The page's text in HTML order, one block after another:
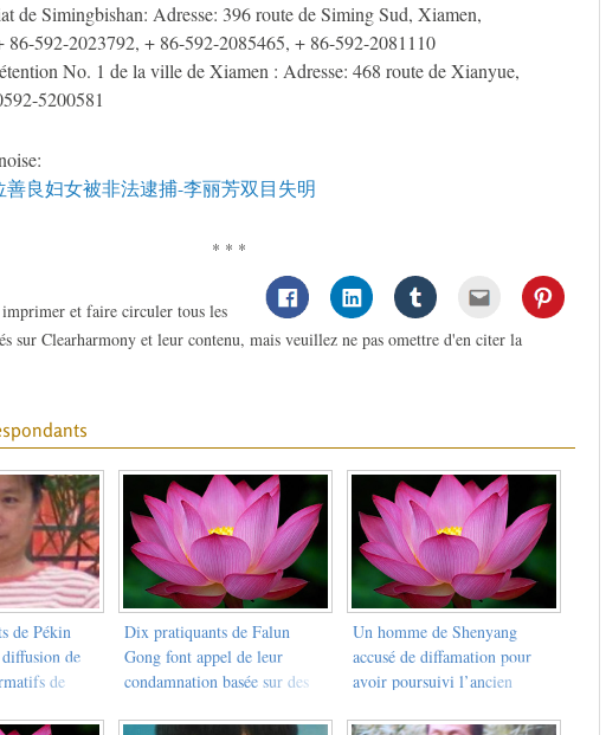
de Simingbishan: Adresse: 396 route de Siming Sud, Xiamen,
86-592-2023792, + 86-592-2085465, + 86-592-2081110
No. 1 de la ville de Xiamen : Adresse: 468 route de Xianyue,
5200581
善良妇女被非法逮捕-李丽芳双目失明
* * *
et faire circuler tous les
sur Clearharmony et leur contenu, mais veuillez ne pas omettre d'en citer la
de Pékin
de
de
Dix pratiquants de Falun
Gong font appel de leur
condamnation basée sur des
Un homme de Shenyang
accusé de diffamation pour
avoir poursuivi l’ancien